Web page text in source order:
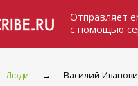
Отправляет
с помощью
Люди → Василий